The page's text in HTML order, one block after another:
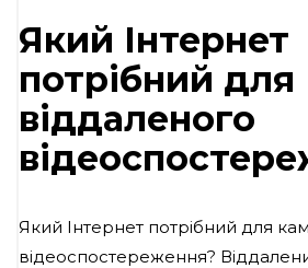
Який Інтернет
потрібний для
віддаленого
Який Інтернет потрібний для
відеоспостереження?